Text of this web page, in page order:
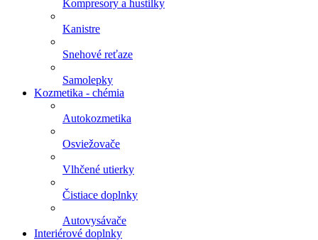
Kompresory a hustilky
Kanistre
Snehové reťaze
Samolepky
Kozmetika - chémia
Autokozmetika
Osviežovače
Vlhčené utierky
Čistiace doplnky
Autovysávače
Interiérové doplnky